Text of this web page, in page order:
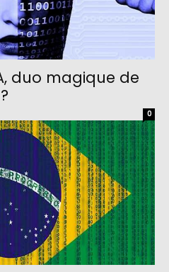
duo magique de
0